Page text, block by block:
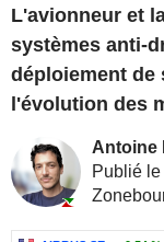
L'avionneur et
systèmes anti-
déploiement de
l'évolution des
Antoine
Publié